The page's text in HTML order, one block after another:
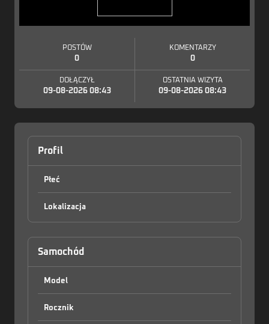
Artykuły
POSTÓW
0
KOMENTARZY
0
DOŁĄCZYŁ
09-08-2026 08:43
OSTATNIA WIZYTA
09-08-2026 08:43
Profil
Płeć
Lokalizacja
Samochód
Model
Rocznik